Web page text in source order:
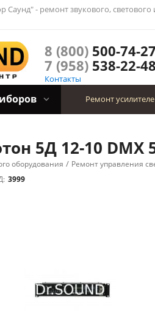
Саунд" - ремонт звукового,
8 (800)500-74-27
7 (958)538-22-48
Контакты
Ремонт
5Д 12-10 DMX
оборудования / Ремонт управления
3999